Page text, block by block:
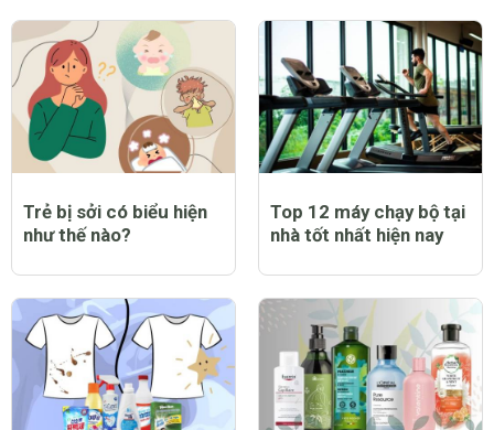
Trẻ bị sởi có biểu hiện
như thế nào?
Top 12 máy chạy bộ tại
nhà tốt nhất hiện nay